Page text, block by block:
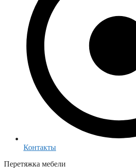
Контакты
Перетяжка мебели